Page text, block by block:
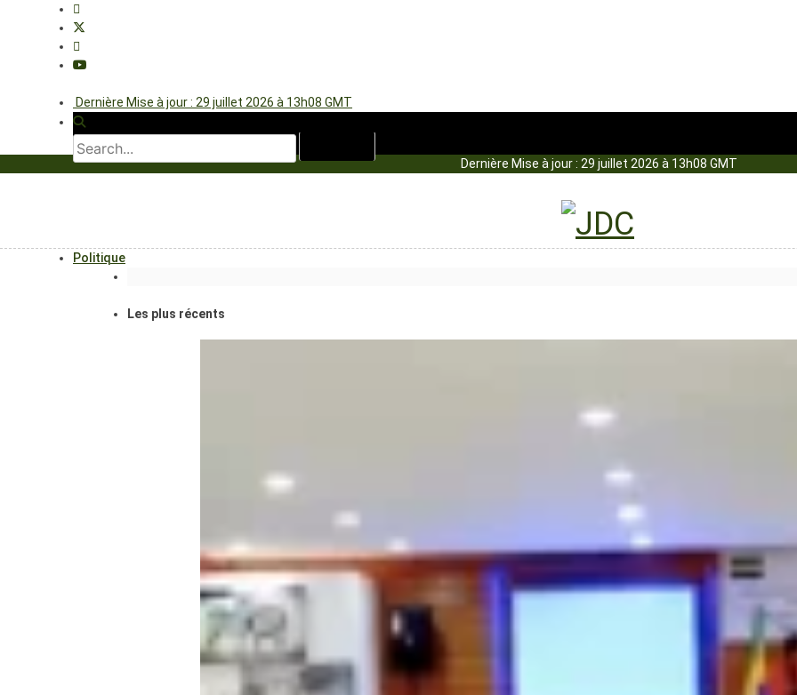
Dernière Mise à jour : 29 juillet 2026 à 13h08 GMT
Dernière Mise à jour : 29 juillet 2026 à 13h08 GMT
Politique
Les plus récents